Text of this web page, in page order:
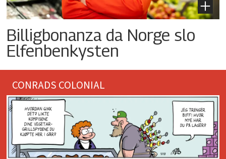
Billigbonanza da Norge slo
Elfenbenkysten
CONRADS COLONIAL